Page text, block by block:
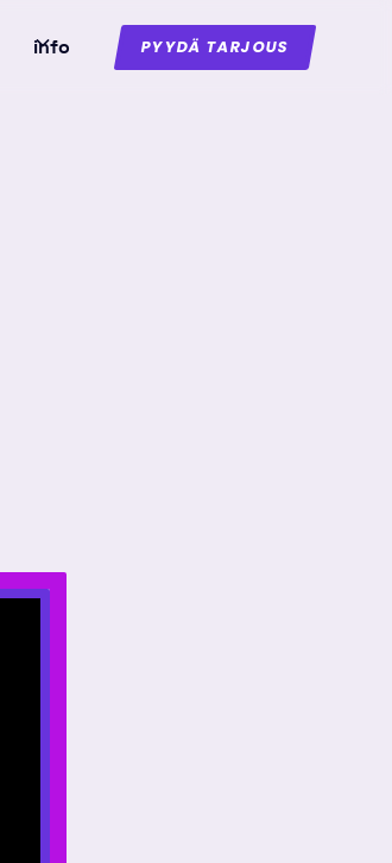
info PYYDÄ TARJOUS